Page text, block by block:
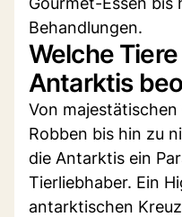
Behandlungen.
Welche
Antarktis
Von majestätischen
Robben bis hin zu
die Antarktis ein
Tierliebhaber. Ein
antarktischen